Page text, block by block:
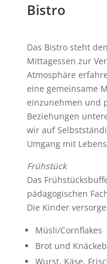
Bistro
Das Bistro steht
Mittagessen zur
Atmosphäre
eine gemeinsame
einzunehmen und
Beziehungen
wir auf
Umgang mit
Frühstück
Das
pädagogischen
Die Kinder
Müsli/Cornflakes
Brot und
Wurst, Käse,